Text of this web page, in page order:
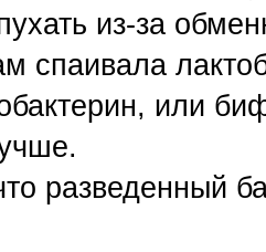
из-за
спаивала
или
разведенный